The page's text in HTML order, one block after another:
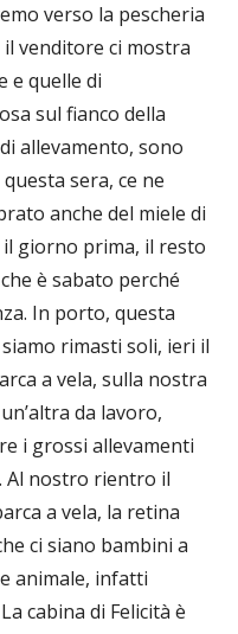
verso la pescheria
venditore ci mostra
e quelle di
sul fianco della
allevamento, sono
sera, ce ne
anche del miele di
giorno prima, il resto
è sabato perché
In porto, questa
rimasti soli, ieri il
a vela, sulla nostra
da lavoro,
i grossi allevamenti
Al nostro rientro il
a vela, la retina
ci siano bambini a
animale, infatti
cabina di Felicità è